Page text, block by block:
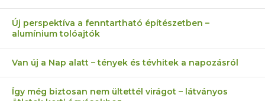
Új perspektíva a fenntartható építészetben –
alumínium tolóajtók
Van új a Nap alatt – tények és tévhitek a napozásról
Így még biztosan nem ültettél virágot – látványos